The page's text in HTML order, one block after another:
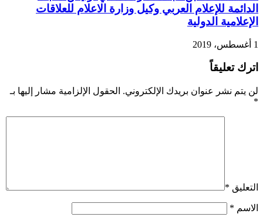
الدائمة للإعلام العربي وكيل وزارة الاعلام للعلاقات
الإعلامية الدولية
1 أغسطس، 2019
اترك تعليقاً
لن يتم نشر عنوان بريدك الإلكتروني. الحقول الإلزامية مشار إليها بـ
*
التعليق *
الاسم *